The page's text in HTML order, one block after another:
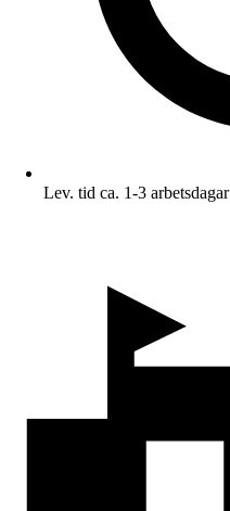
Lev. tid ca. 1-3 arbetsdagar